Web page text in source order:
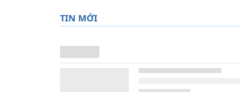
TIN MỚI